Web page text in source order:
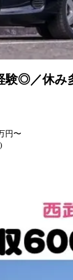
験◎／休
円〜